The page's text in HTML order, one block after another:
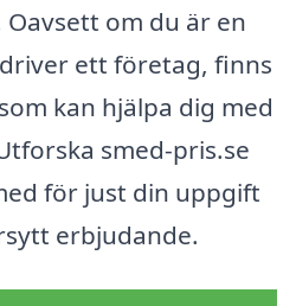
om du är en
ett företag, finns
kan hjälpa dig med
smed-pris.se
för just din uppgift
erbjudande.